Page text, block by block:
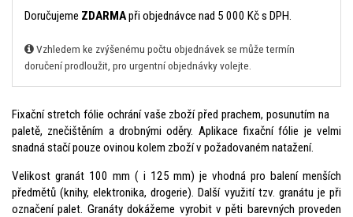
Doručujeme ZDARMApři objednávce nad 5 000 Kč s DPH.
Vzhledem ke zvýšenému počtu objednávek se může termín
doručení prodloužit, pro urgentní objednávky volejte.
Fixační stretch fólie ochrání vaše zboží před prachem, posunutím na
paletě, znečištěním a drobnými oděry. Aplikace fixační fólie je velmi
snadná stačí pouze ovinou kolem zboží v požadovaném natažení.
Velikost granát 100 mm ( i 125 mm) je vhodná pro balení menších
předmětů (knihy, elektronika, drogerie). Další využití tzv. granátu je při
označení palet. Granáty dokážeme vyrobit v pěti barevných proveden